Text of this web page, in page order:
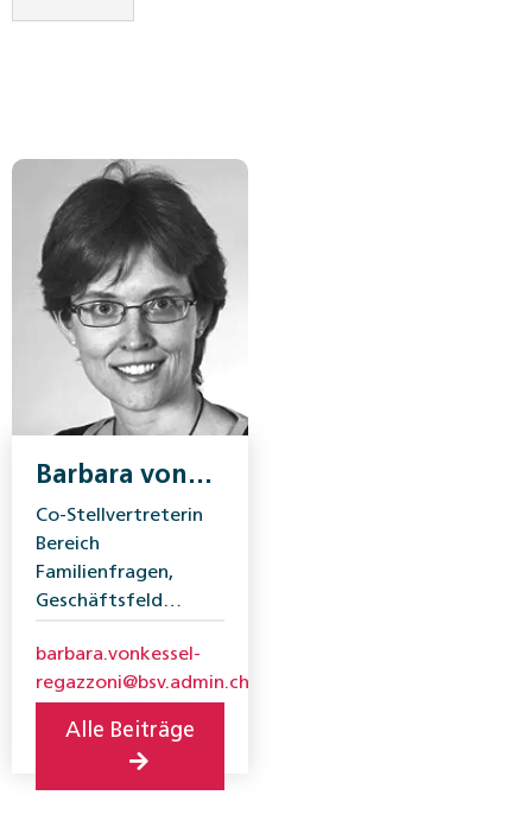
Barbara von
Kessel-
Regazzoni
Co-Stellvertreterin
Bereich
Familienfragen,
Geschäftsfeld
Generationen und
Gesellschaft, BSV.
barbara.vonkessel-
regazzoni@bsv.admin.ch
Alle Beiträge